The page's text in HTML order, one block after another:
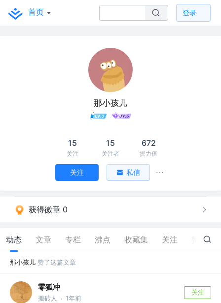
首页 登录
那小孩儿
15
关注
15
关注者
672
掘力值
关注 私信
获得徽章 0
动态 文章 专栏 沸点 收藏集 关注 75
那小孩儿 赞了这篇文章
零狐冲
搬砖人 · 1年前
关注